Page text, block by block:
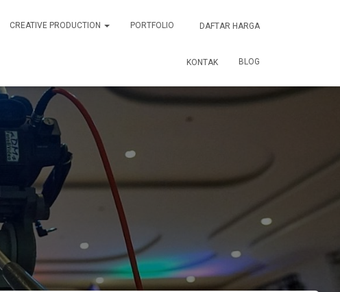
CREATIVE PRODUCTION PORTFOLIO DAFTAR HARGA
KONTAK BLOG